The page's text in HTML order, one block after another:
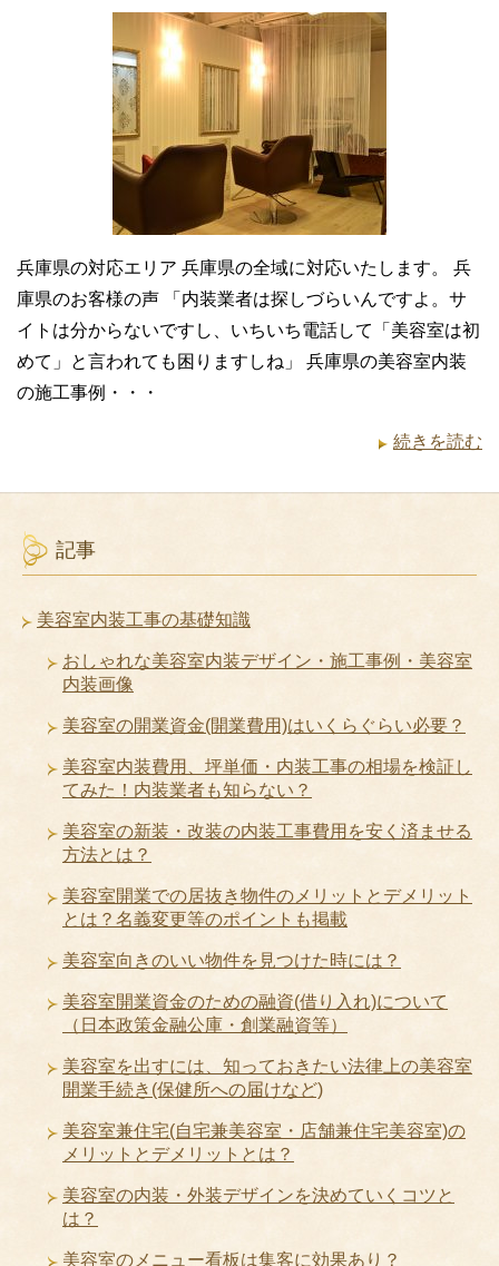
兵庫県の対応エリア 兵庫県の全域に対応いたします。 兵
庫県のお客様の声 「内装業者は探しづらいんですよ。サ
イトは分からないですし、いちいち電話して「美容室は初
めて」と言われても困りますしね」 兵庫県の美容室内装
の施工事例・・・
続きを読む
記事
美容室内装工事の基礎知識
おしゃれな美容室内装デザイン・施工事例・美容室
内装画像
美容室の開業資金(開業費用)はいくらぐらい必要？
美容室内装費用、坪単価・内装工事の相場を検証し
てみた！内装業者も知らない？
美容室の新装・改装の内装工事費用を安く済ませる
方法とは？
美容室開業での居抜き物件のメリットとデメリット
とは？名義変更等のポイントも掲載
美容室向きのいい物件を見つけた時には？
美容室開業資金のための融資(借り入れ)について
（日本政策金融公庫・創業融資等）
美容室を出すには、知っておきたい法律上の美容室
開業手続き(保健所への届けなど)
美容室兼住宅(自宅兼美容室・店舗兼住宅美容室)の
メリットとデメリットとは？
美容室の内装・外装デザインを決めていくコツと
は？
美容室のメニュー看板は集客に効果あり？